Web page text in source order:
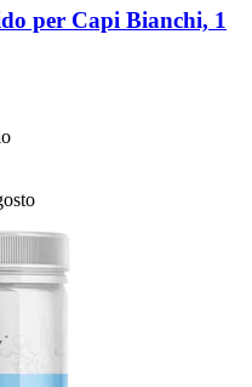
per Capi Bianchi, 1